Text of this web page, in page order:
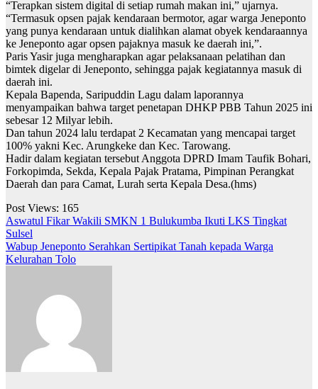
“Terapkan sistem digital di setiap rumah makan ini,” ujarnya.
“Termasuk opsen pajak kendaraan bermotor, agar warga Jeneponto
yang punya kendaraan untuk dialihkan alamat obyek kendaraannya
ke Jeneponto agar opsen pajaknya masuk ke daerah ini,”.
Paris Yasir juga mengharapkan agar pelaksanaan pelatihan dan
bimtek digelar di Jeneponto, sehingga pajak kegiatannya masuk di
daerah ini.
Kepala Bapenda, Saripuddin Lagu dalam laporannya
menyampaikan bahwa target penetapan DHKP PBB Tahun 2025 ini
sebesar 12 Milyar lebih.
Dan tahun 2024 lalu terdapat 2 Kecamatan yang mencapai target
100% yakni Kec. Arungkeke dan Kec. Tarowang.
Hadir dalam kegiatan tersebut Anggota DPRD Imam Taufik Bohari,
Forkopimda, Sekda, Kepala Pajak Pratama, Pimpinan Perangkat
Daerah dan para Camat, Lurah serta Kepala Desa.(hms)
Post Views: 165
Navigasi
pos
Aswatul Fikar Wakili SMKN 1 Bulukumba Ikuti LKS Tingkat
Sulsel
Wabup Jeneponto Serahkan Sertipikat Tanah kepada Warga
Kelurahan Tolo